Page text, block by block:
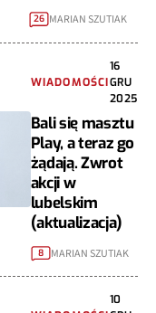
26 MARIAN SZUTIAK
WIADOMOŚCI
16
GRU
2025
Bali się masztu
Play, a teraz go
żądają. Zwrot
akcji w
lubelskim
(aktualizacja)
8 MARIAN SZUTIAK
10